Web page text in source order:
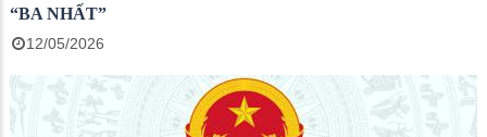
“BA NHẤT”
12/05/2026